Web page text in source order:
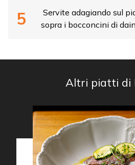
Servite adagiando sul
sopra i bocconcini di
Altri piatti di